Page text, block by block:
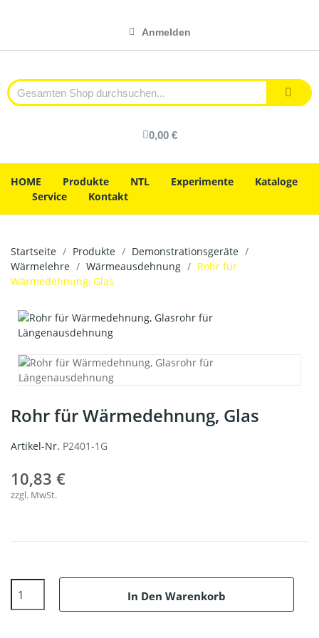
Anmelden
0,00 €
HOME Produkte NTL Experimente
Kataloge
Service
Kontakt
Startseite Produkte
Demonstrationsgeräte
Wärmelehre
Wärmeausdehnung
Rohr für
Wärmedehnung, Glas
Rohr für Wärmedehnung, Glas
Artikel-Nr. P2401-1G
10,83 €
zzgl. MwSt.
In Den Warenkorb